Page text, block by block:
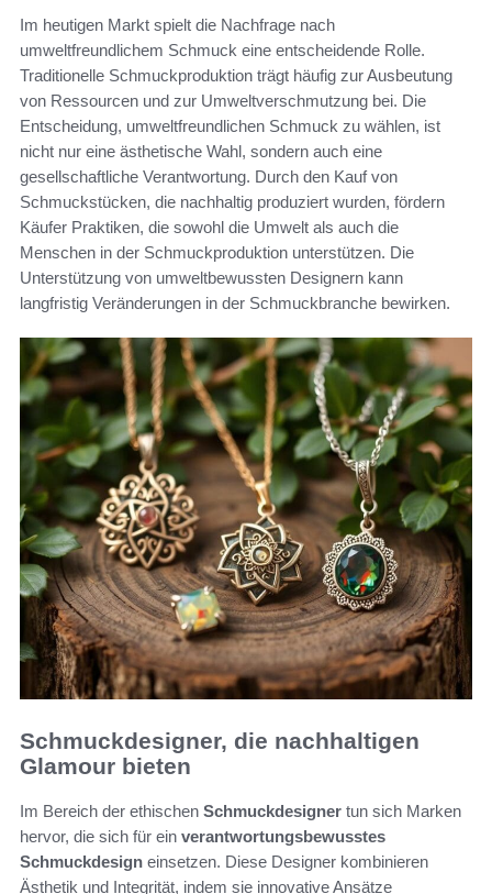
Im heutigen Markt spielt die Nachfrage nach
umweltfreundlichem Schmuck eine entscheidende Rolle.
Traditionelle Schmuckproduktion trägt häufig zur Ausbeutung
von Ressourcen und zur Umweltverschmutzung bei. Die
Entscheidung, umweltfreundlichen Schmuck zu wählen, ist
nicht nur eine ästhetische Wahl, sondern auch eine
gesellschaftliche Verantwortung. Durch den Kauf von
Schmuckstücken, die nachhaltig produziert wurden, fördern
Käufer Praktiken, die sowohl die Umwelt als auch die
Menschen in der Schmuckproduktion unterstützen. Die
Unterstützung von umweltbewussten Designern kann
langfristig Veränderungen in der Schmuckbranche bewirken.
Schmuckdesigner, die nachhaltigen
Glamour bieten
Im Bereich der ethischen Schmuckdesigner tun sich Marken
hervor, die sich für ein verantwortungsbewusstes
Schmuckdesign einsetzen. Diese Designer kombinieren
Ästhetik und Integrität, indem sie innovative Ansätze